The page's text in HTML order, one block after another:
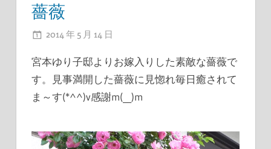
薔薇
2014 年 5 月 14 日
宮本ゆり子邸よりお嫁入りした素敵な薔薇で
す。見事満開した薔薇に見惚れ毎日癒されて
ま～す(*^^)v感謝m(__)m